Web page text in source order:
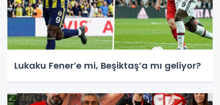
Lukaku Fener’e mi, Beşiktaş’a mı geliyor?